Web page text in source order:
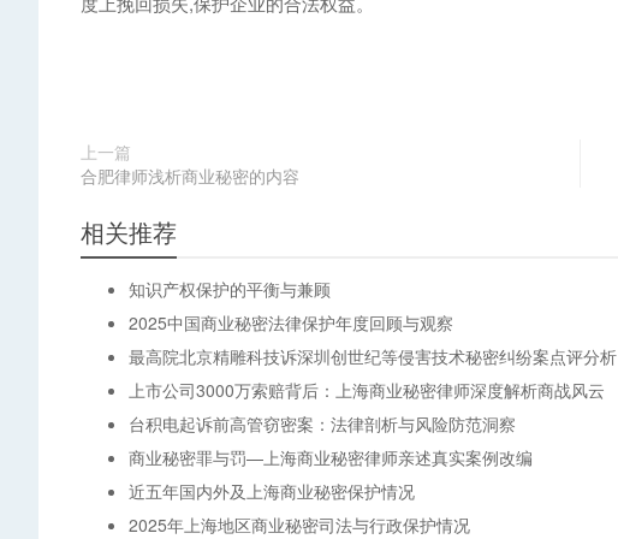
上一篇
合肥律师浅析商业秘密的内容
相关推荐
知识产权保护的平衡与兼顾
2025中国商业秘密法律保护年度回顾与观察
最高院北京精雕科技诉深圳创世纪等侵害技术秘密纠纷案点评分析
上市公司3000万索赔背后：上海商业秘密律师深度解析商战风云
台积电起诉前高管窃密案：法律剖析与风险防范洞察
商业秘密罪与罚—上海商业秘密律师亲述真实案例改编
近五年国内外及上海商业秘密保护情况
2025年上海地区商业秘密司法与行政保护情况